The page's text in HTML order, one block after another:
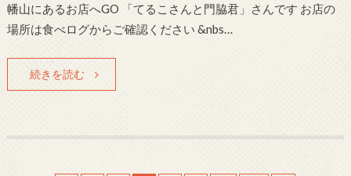
幡山にあるお店へGO 「てるこさんと門脇君」さんです お店の
場所は食べログからご確認ください &nbs…
続きを読む